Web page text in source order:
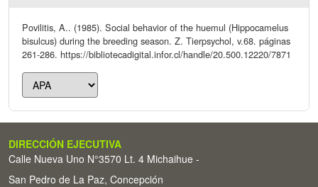
Povilitis, A.. (1985). Social behavior of the huemul (Hippocamelus
bisulcus) during the breeding season. Z. Tierpsychol, v.68. páginas
261-286. https://bibliotecadigital.infor.cl/handle/20.500.12220/7871
DIRECCIÓN EJECUTIVA
Calle Nueva Uno N°3570 Lt. 4 Michaihue -
San Pedro de La Paz, Concepción